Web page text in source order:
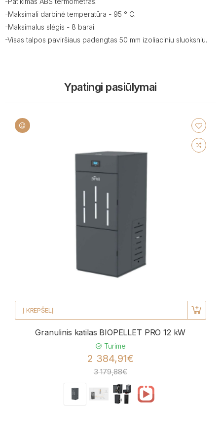
-Maksimali darbinė temperatūra - 95 ° C.
-Maksimalus slėgis - 8 barai.
-Visas talpos paviršiaus padengtas 50 mm izoliaciniu sluoksniu.
Ypatingi pasiūlymai
Į KREPŠELĮ
Granulinis katilas BIOPELLET PRO 12 kW
Turime
2 384,91€
3 179,88€